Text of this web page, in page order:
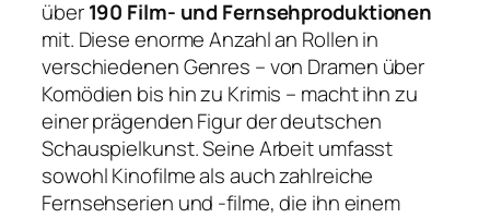
über190 Film- und Fernsehproduktionen
mit. Diese enorme Anzahl an Rollen in
verschiedenen Genres – von Dramen über
Komödien bis hin zu Krimis – macht ihn zu
einer prägenden Figur der deutschen
Schauspielkunst. Seine Arbeit umfasst
sowohl Kinofilme als auch zahlreiche
Fernsehserien und -filme, die ihn einem